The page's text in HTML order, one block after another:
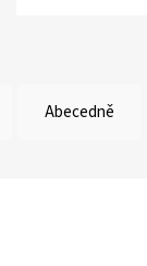
Abecedně